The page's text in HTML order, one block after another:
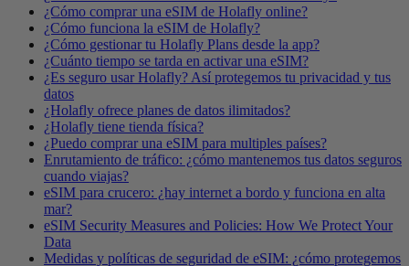
¿Cómo comprar una eSIM de Holafly online?
¿Cómo funciona la eSIM de Holafly?
¿Cómo gestionar tu Holafly Plans desde la app?
¿Cuánto tiempo se tarda en activar una eSIM?
¿Es seguro usar Holafly? Así protegemos tu privacidad y tus
datos
¿Holafly ofrece planes de datos ilimitados?
¿Holafly tiene tienda física?
¿Puedo comprar una eSIM para multiples países?
Enrutamiento de tráfico: ¿cómo mantenemos tus datos seguros
cuando viajas?
eSIM para crucero: ¿hay internet a bordo y funciona en alta
mar?
eSIM Security Measures and Policies: How We Protect Your
Data
Medidas y políticas de seguridad de eSIM: ¿cómo protegemos